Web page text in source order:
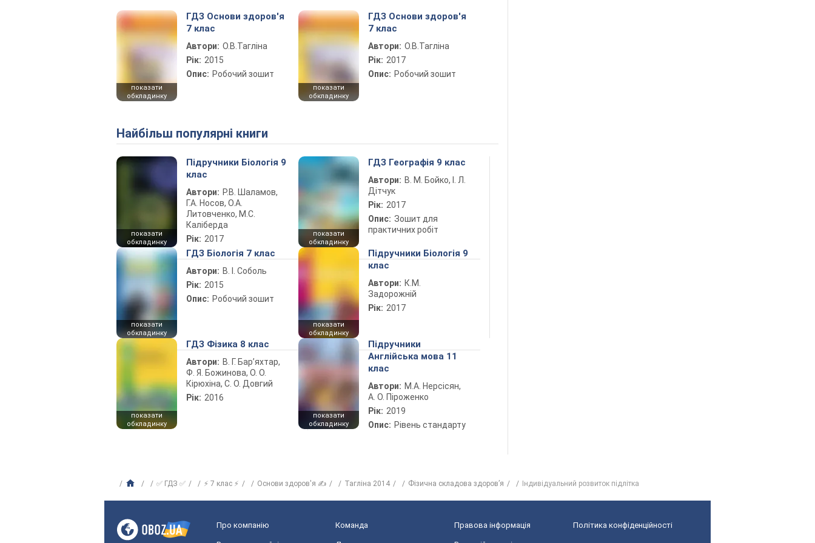
показати
обкладинку
ГДЗ Основи здоров'я
7 клас
Автори: О.В.Тагліна
Рік: 2015
Опис: Робочий зошит
показати
обкладинку
ГДЗ Основи здоров'я
7 клас
Автори: О.В.Тагліна
Рік: 2017
Опис: Робочий зошит
Найбільш популярні книги
показати
обкладинку
Підручники Біологія 9
клас
Автори: Р.В. Шаламов,
Г.А. Носов, О.А.
Литовченко, М.С.
Каліберда
Рік: 2017
показати
обкладинку
ГДЗ Географія 9 клас
Автори: В. М. Бойко, І. Л.
Дітчук
Рік: 2017
Опис: Зошит для
практичних робіт
показати
обкладинку
ГДЗ Біологія 7 клас
Автори: В. І. Соболь
Рік: 2015
Опис: Робочий зошит
показати
обкладинку
Підручники Біологія 9
клас
Автори: К.М.
Задорожній
Рік: 2017
показати
обкладинку
ГДЗ Фізика 8 клас
Автори: В. Г. Бар’яхтар,
Ф. Я. Божинова, О. О.
Кірюхіна, С. О. Довгий
Рік: 2016
показати
обкладинку
Підручники
Англійська мова 11
клас
Автори: М.А. Нерсісян,
А. О. Піроженко
Рік: 2019
Опис: Рівень стандарту
✅ ГДЗ ✅ ⚡ 7 клас ⚡ Основи здоров'я ✍ Тагліна 2014 Фізична складова здоров’я Індивідуальний розвиток підлітка
Про компанію Команда Правова інформація Політика конфіденційності